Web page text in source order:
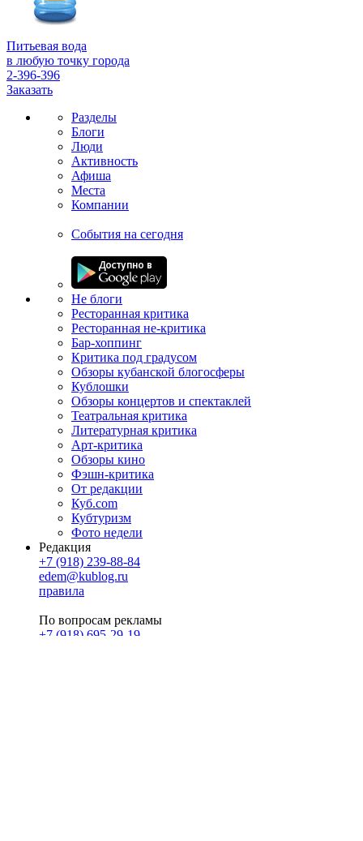
Питьевая вода
в любую точку города
2-396-396
Заказать
Разделы
Блоги
Люди
Активность
Афиша
Места
Компании
События на сегодня
Не блоги
Ресторанная критика
Ресторанная не-критика
Бар-хоппинг
Критика под градусом
Обзоры кубанской блогосферы
Кублошки
Обзоры концертов и спектаклей
Театральная критика
Литературная критика
Арт-критика
Обзоры кино
Фэшн-критика
От редакции
Куб.com
Кубтуризм
Фото недели
Редакция
+7 (918) 239-88-84
edem@kublog.ru
правила
По вопросам рекламы
+7 (918) 695-29-19